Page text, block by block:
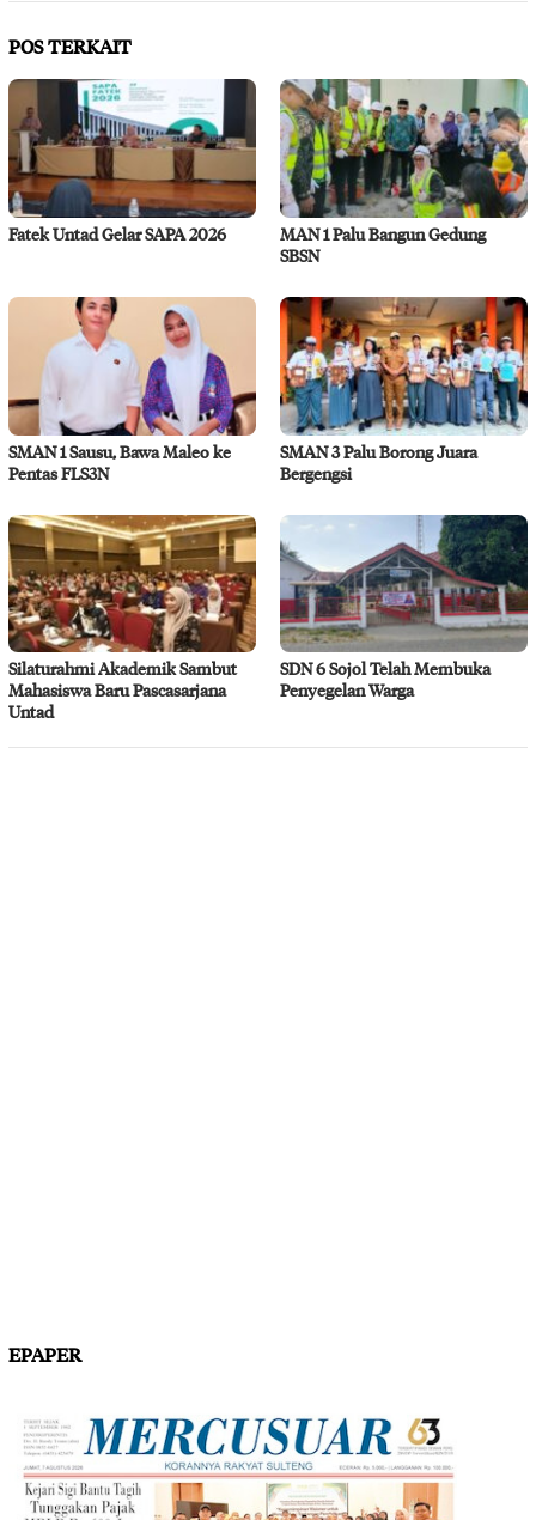
POS TERKAIT
Fatek Untad Gelar SAPA 2026
MAN 1 Palu Bangun Gedung
SBSN
SMAN 1 Sausu, Bawa Maleo ke
Pentas FLS3N
SMAN 3 Palu Borong Juara
Bergengsi
Silaturahmi Akademik Sambut
Mahasiswa Baru Pascasarjana
Untad
SDN 6 Sojol Telah Membuka
Penyegelan Warga
EPAPER